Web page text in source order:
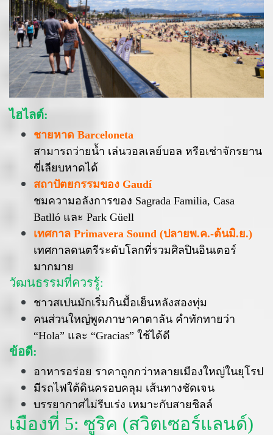
ไฮไลต์:
ชายหาด Barceloneta
สามารถว่ายน้ำ เล่นวอลเลย์บอล หรือเช่าจักรยาน
ขี่เลียบหาดได้
สถาปัตยกรรมของ Gaudí
ชมความอลังการของ Sagrada Familia, Casa
Batlló และ Park Güell
เทศกาล Primavera Sound (ปลายพ.ค.-ต้นมิ.ย.)
เทศกาลดนตรีระดับโลกที่รวมศิลปินอินเตอร์
มากมาย
วัฒนธรรมที่ควรรู้:
ชาวสเปนมักเริ่มกินมื้อเย็นหลังสองทุ่ม
คนส่วนใหญ่พูดภาษาคาตาลัน คำทักทายว่า
“Hola” และ “Gracias” ใช้ได้ดี
ข้อดี:
อาหารอร่อย ราคาถูกกว่าหลายเมืองใหญ่ในยุโรป
มีรถไฟใต้ดินครอบคลุม เส้นทางชัดเจน
บรรยากาศไม่รีบเร่ง เหมาะกับสายชิลล์
เมืองที่ 5: ซูริค (สวิตเซอร์แลนด์)